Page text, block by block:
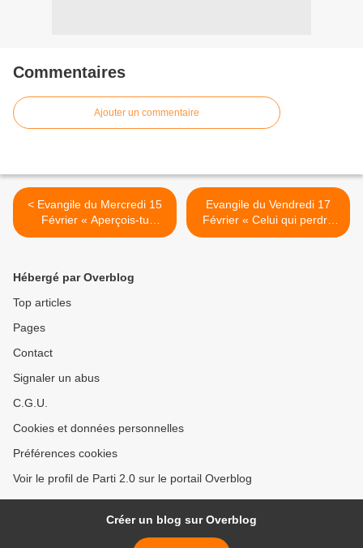
Commentaires
Ajouter un commentaire
< Evangile du Mercredi 15
Février « Aperçois-tu
quelque chose ? » (Mc 8,
Evangile du Vendredi 17
Février « Celui qui perdra
sa vie à cause de moi la
Hébergé par Overblog
Top articles
Pages
Contact
Signaler un abus
C.G.U.
Cookies et données personnelles
Préférences cookies
Voir le profil de Parti 2.0 sur le portail Overblog
Créer un blog sur Overblog